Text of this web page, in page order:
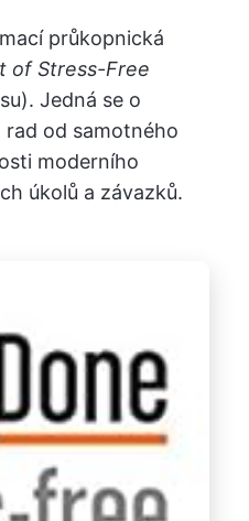
průkopnická
of Stress-Free
Jedná se o
od samotného
moderního
úkolů a závazků.